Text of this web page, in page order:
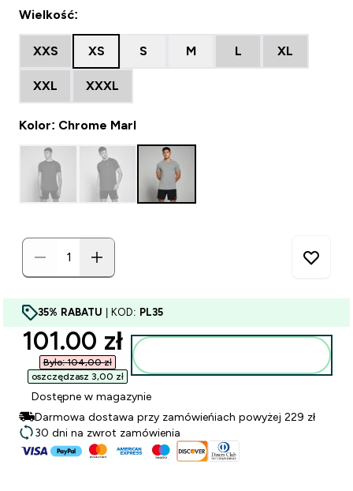
Wielkość:
XXS XS S M L XL
XXL XXXL
Kolor: Chrome Marl
35% RABATU | KOD: PL35
discounted price
101.00 zł‎
Było: 104,00 zł‎
oszczędzasz 3,00 zł‎
Dostępne w magazynie
Darmowa dostawa przy zamówieńiach powyżej 229 zł
30 dni na zwrot zamówienia